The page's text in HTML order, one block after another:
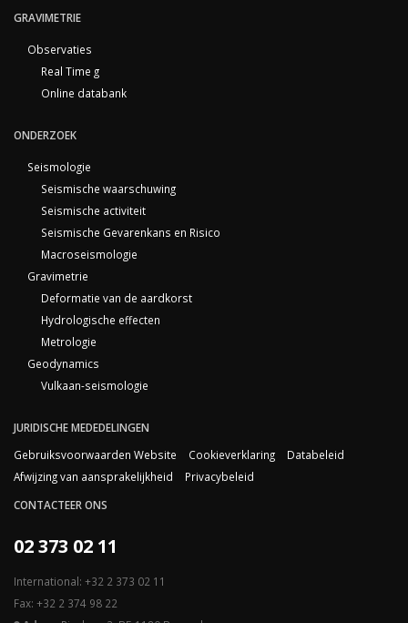
GRAVIMETRIE
Observaties
Real Time g
Online databank
ONDERZOEK
Seismologie
Seismische waarschuwing
Seismische activiteit
Seismische Gevarenkans en Risico
Macroseismologie
Gravimetrie
Deformatie van de aardkorst
Hydrologische effecten
Metrologie
Geodynamics
Vulkaan-seismologie
JURIDISCHE MEDEDELINGEN
Gebruiksvoorwaarden Website
Cookieverklaring
Databeleid
Afwijzing van aansprakelijkheid
Privacybeleid
CONTACTEER ONS
02 373 02 11
International: +32 2 373 02 11
Fax: +32 2 374 98 22